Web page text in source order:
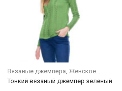
Вязаные джемпера Женское
Тонкий вязаный джемпер зеленый